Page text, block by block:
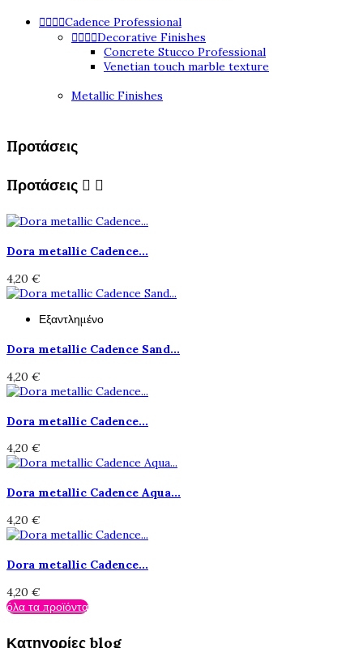
   Cadence Professional
   Decorative Finishes
Concrete Stucco Professional
Venetian touch marble texture
Metallic Finishes
Προτάσεις
Προτάσεις  
Dora metallic Cadence...
4,20 €
Εξαντλημένο
Dora metallic Cadence Sand...
4,20 €
Dora metallic Cadence...
4,20 €
Dora metallic Cadence Aqua...
4,20 €
Dora metallic Cadence...
4,20 €
όλα τα προϊόντα
Κατηγορίες blog